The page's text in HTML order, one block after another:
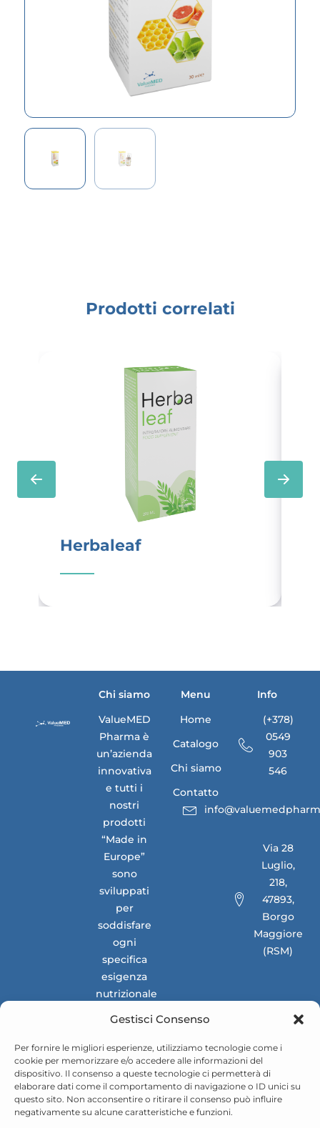
Gestisci Consenso
Per fornire le migliori esperienze, utilizziamo tecnologie come i
cookie per memorizzare e/o accedere alle informazioni del
dispositivo. Il consenso a queste tecnologie ci permetterà di
elaborare dati come il comportamento di navigazione o ID unici su
questo sito. Non acconsentire o ritirare il consenso può influire
negativamente su alcune caratteristiche e funzioni.
Prodotti correlati
Herbaleaf
Chi siamo
ValueMED
Pharma è
un’azienda
innovativa
e tutti i
nostri
prodotti
“Made in
Europe”
sono
sviluppati
per
soddisfare
ogni
specifica
esigenza
nutrizionale
nazionali e
internazionali.
Menu
Home
Catalogo
Chi siamo
Contatto
Info
(+378)
0549
903
546
Via 28
Luglio,
218,
47893,
Borgo
Maggiore
(RSM)